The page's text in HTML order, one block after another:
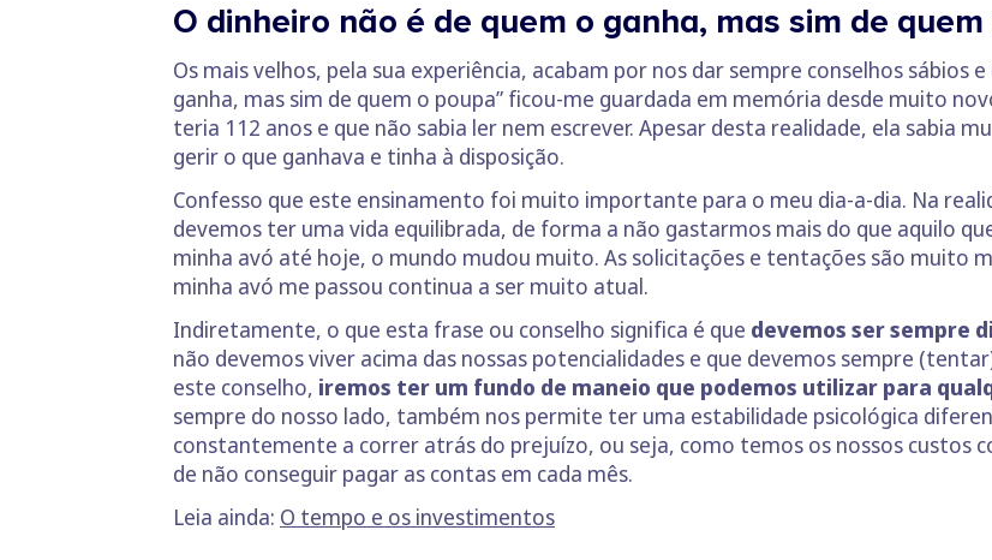
O dinheiro não é de quem o ganha, mas sim de
Os mais velhos, pela sua experiência, acabam por nos dar sempre conselhos sábios
ganha, mas sim de quem o poupa” ficou-me guardada em memória desde muito
teria 112 anos e que não sabia ler nem escrever. Apesar desta realidade, ela sabia
gerir o que ganhava e tinha à disposição.
Confesso que este ensinamento foi muito importante para o meu dia-a-dia. Na
devemos ter uma vida equilibrada, de forma a não gastarmos mais do que aquilo
minha avó até hoje, o mundo mudou muito. As solicitações e tentações são muito
minha avó me passou continua a ser muito atual.
Indiretamente, o que esta frase ou conselho significa é que devemos ser sempre
não devemos viver acima das nossas potencialidades e que devemos sempre
este conselho, iremos ter um fundo de maneio que podemos utilizar para
sempre do nosso lado, também nos permite ter uma estabilidade psicológica
constantemente a correr atrás do prejuízo, ou seja, como temos os nossos custos
de não conseguir pagar as contas em cada mês.
Leia ainda: O tempo e os investimentos